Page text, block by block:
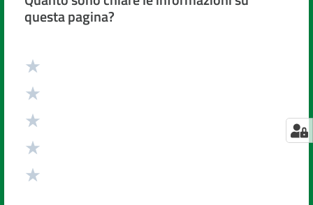
questa pagina?